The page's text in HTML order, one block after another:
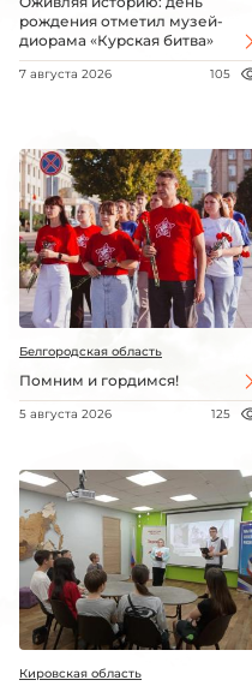
рождения отметил музей-
диорама «Курская битва»
7 августа 2026 105
Белгородская область
Помним и гордимся!
5 августа 2026 125
Кировская область